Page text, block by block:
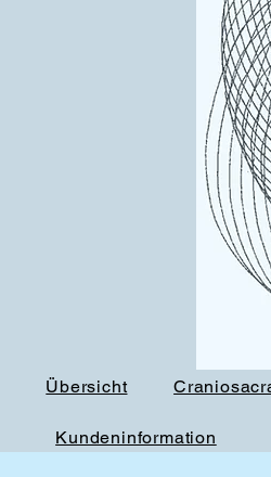
Übersicht
Kundeninformation